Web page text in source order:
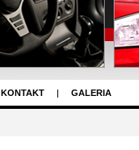
KONTAKT GALERIA